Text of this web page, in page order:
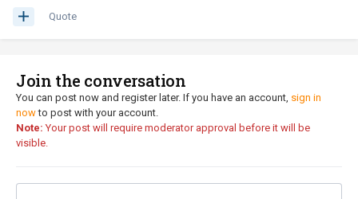
Quote
Join the conversation
You can post now and register later. If you have an account, sign in
nowto post with your account.
Note: Your post will require moderator approval before it will be
visible.